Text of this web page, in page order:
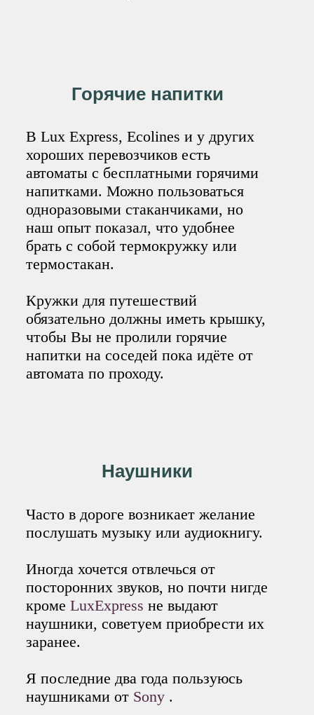
Горячие напитки
В Lux Express, Ecolines и у других
хороших перевозчиков есть
автоматы с бесплатными горячими
напитками. Можно пользоваться
одноразовыми стаканчиками, но
наш опыт показал, что удобнее
брать с собой термокружку или
термостакан.
Кружки для путешествий
обязательно должны иметь крышку,
чтобы Вы не пролили горячие
напитки на соседей пока идёте от
автомата по проходу.
Наушники
Часто в дороге возникает желание
послушать музыку или аудиокнигу.
Иногда хочется отвлечься от
посторонних звуков, но почти нигде
кромеLuxExpressне выдают
наушники, советуем приобрести их
заранее.
Я последние два года пользуюсь
наушниками от Sony .